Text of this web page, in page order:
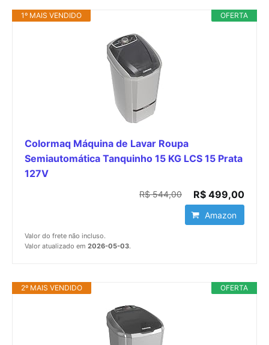
OFERTA
1º MAIS VENDIDO
Colormaq Máquina de Lavar Roupa
Semiautomática Tanquinho 15 KG LCS 15 Prata
127V
R$ 544,00 R$ 499,00
Amazon
Valor do frete não incluso.
Valor atualizado em 2026-05-03.
OFERTA
2º MAIS VENDIDO